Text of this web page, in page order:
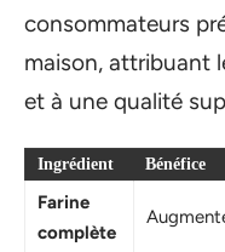
consommateurs
maison, attribuant
et à une qualité
Ingrédient Bénéfice
Farine
complète